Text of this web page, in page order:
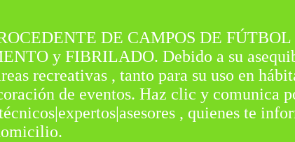
DE CAMPOS DE FÚTBOL
y FIBRILADO. Debido a su
recreativas , tanto para su uso en
de eventos. Haz clic y comunica
, quienes te